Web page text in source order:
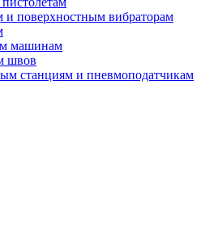
и поверхностным вибраторам
машинам
швов
станциям и пневмоподатчикам